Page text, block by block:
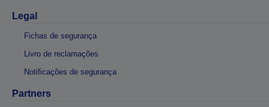
Legal
Fichas de segurança
Livro de reclamações
Notificações de segurança
Partners